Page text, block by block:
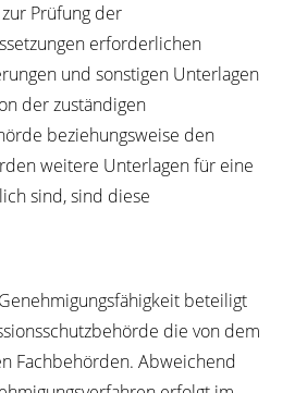
Prüfung der
erforderlichen
und sonstigen Unterlagen
der zuständigen
beziehungsweise den
weitere Unterlagen für eine
sind, sind diese
beteiligt
die von dem
Fachbehörden. Abweichend